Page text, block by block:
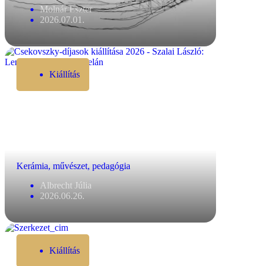
Molnár Eszter
2026.07.01.
Kiállítás
Kerámia, művészet, pedagógia
Albrecht Júlia
2026.06.26.
Kiállítás